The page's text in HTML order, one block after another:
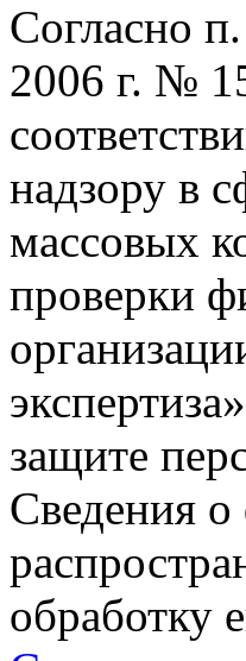
Согласно
2006 г. №
надзору в
массовых
проверки
защите
Сведения
обработку